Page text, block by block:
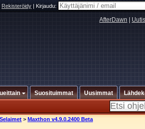
Rekisteröidy|Kirjaudu:
AfterDawn
Suosituimmat Uusimmat
Selaimet > Maxthon v4.9.0.2400 Beta